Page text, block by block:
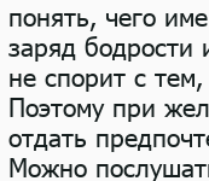
понять, чего
заряд бодрости
не спорит с
Поэтому при
отдать
Можно